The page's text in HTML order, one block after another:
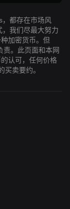
都存在市场风
我们尽最大努力
加密货币。但
责。此页面和本网
认可，任何价格
卖要约。